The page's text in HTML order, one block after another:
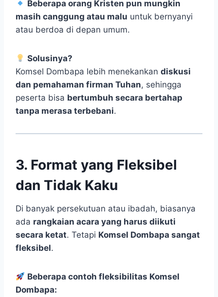
Beberapa orang Kristen pun mungkin
masih canggung atau malu untuk bernyanyi
atau berdoa di depan umum.
Solusinya?
Komsel Dombapa lebih menekankan diskusi
dan pemahaman firman Tuhan, sehingga
peserta bisa bertumbuh secara bertahap
tanpa merasa terbebani.
3. Format yang Fleksibel
dan Tidak Kaku
Di banyak persekutuan atau ibadah, biasanya
ada rangkaian acara yang harus diikuti
secara ketat. Tetapi Komsel Dombapa sangat
fleksibel.
Beberapa contoh fleksibilitas Komsel
Dombapa: